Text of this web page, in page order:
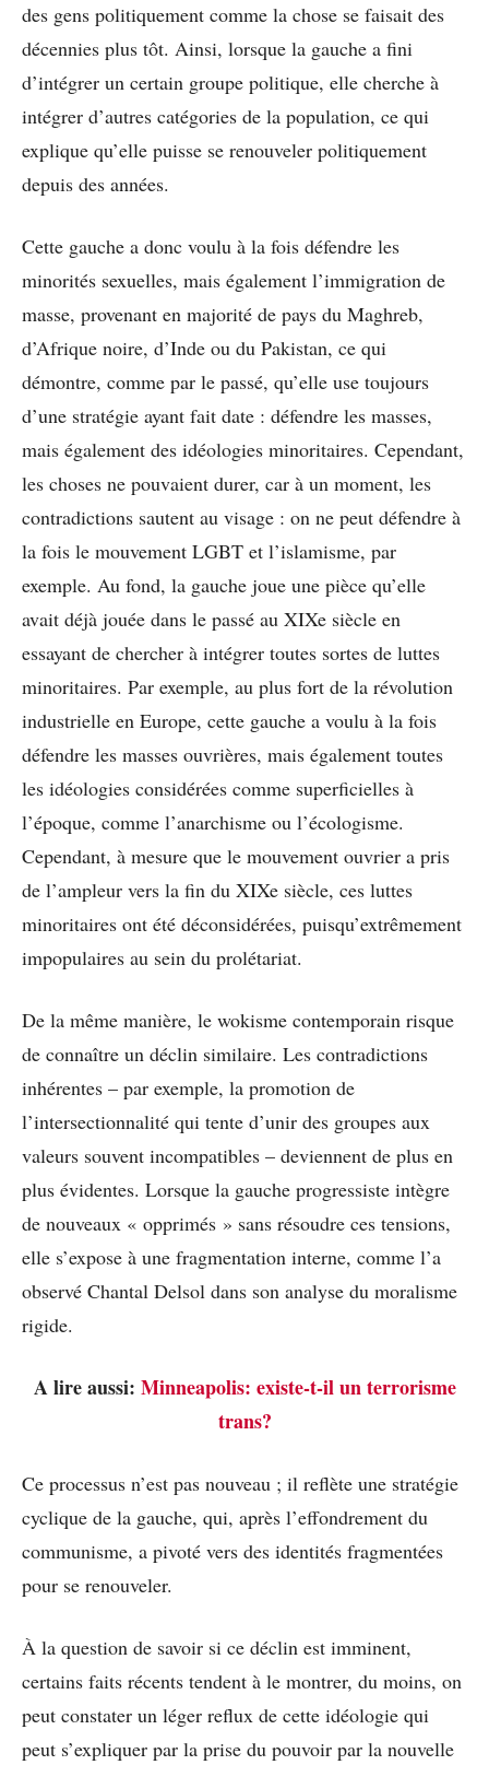
des gens politiquement comme la chose se faisait des
décennies plus tôt. Ainsi, lorsque la gauche a fini
d’intégrer un certain groupe politique, elle cherche à
intégrer d’autres catégories de la population, ce qui
explique qu’elle puisse se renouveler politiquement
depuis des années.
Cette gauche a donc voulu à la fois défendre les
minorités sexuelles, mais également l’immigration de
masse, provenant en majorité de pays du Maghreb,
d’Afrique noire, d’Inde ou du Pakistan, ce qui
démontre, comme par le passé, qu’elle use toujours
d’une stratégie ayant fait date : défendre les masses,
mais également des idéologies minoritaires. Cependant,
les choses ne pouvaient durer, car à un moment, les
contradictions sautent au visage : on ne peut défendre à
la fois le mouvement LGBT et l’islamisme, par
exemple. Au fond, la gauche joue une pièce qu’elle
avait déjà jouée dans le passé au XIXe siècle en
essayant de chercher à intégrer toutes sortes de luttes
minoritaires. Par exemple, au plus fort de la révolution
industrielle en Europe, cette gauche a voulu à la fois
défendre les masses ouvrières, mais également toutes
les idéologies considérées comme superficielles à
l’époque, comme l’anarchisme ou l’écologisme.
Cependant, à mesure que le mouvement ouvrier a pris
de l’ampleur vers la fin du XIXe siècle, ces luttes
minoritaires ont été déconsidérées, puisqu’extrêmement
impopulaires au sein du prolétariat.
De la même manière, le wokisme contemporain risque
de connaître un déclin similaire. Les contradictions
inhérentes – par exemple, la promotion de
l’intersectionnalité qui tente d’unir des groupes aux
valeurs souvent incompatibles – deviennent de plus en
plus évidentes. Lorsque la gauche progressiste intègre
de nouveaux « opprimés » sans résoudre ces tensions,
elle s’expose à une fragmentation interne, comme l’a
observé Chantal Delsol dans son analyse du moralisme
rigide.
A lire aussi: Minneapolis: existe-t-il un terrorisme
trans?
Ce processus n’est pas nouveau ; il reflète une stratégie
cyclique de la gauche, qui, après l’effondrement du
communisme, a pivoté vers des identités fragmentées
pour se renouveler.
À la question de savoir si ce déclin est imminent,
certains faits récents tendent à le montrer, du moins, on
peut constater un léger reflux de cette idéologie qui
peut s’expliquer par la prise du pouvoir par la nouvelle